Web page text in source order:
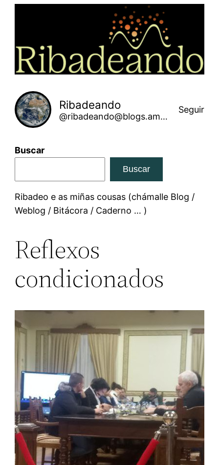
Ribadeando
@ribadeando@blogs.amarinha.gal
Seguir
Buscar
Buscar
Ribadeo e as miñas cousas (chámalle Blog /
Weblog / Bitácora / Caderno … )
Reflexos
condicionados